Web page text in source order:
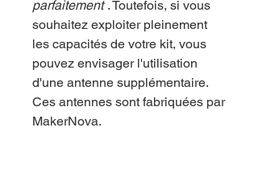
parfaitement. Toutefois, si vous
souhaitez exploiter pleinement
les capacités de votre kit, vous
pouvez envisager l'utilisation
d'une antenne supplémentaire.
Ces antennes sont fabriquées par
MakerNova.